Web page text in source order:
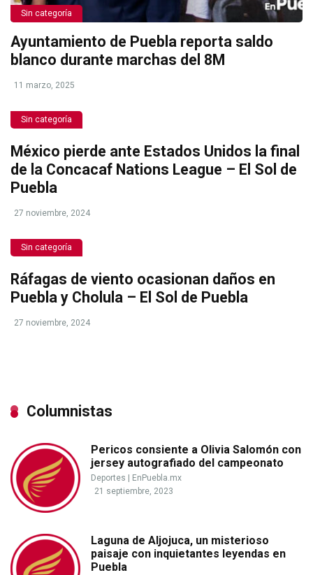
Sin categoría
Ayuntamiento de Puebla reporta saldo
blanco durante marchas del 8M
11 marzo, 2025
Sin categoría
México pierde ante Estados Unidos la final
de la Concacaf Nations League – El Sol de
Puebla
27 noviembre, 2024
Sin categoría
Ráfagas de viento ocasionan daños en
Puebla y Cholula – El Sol de Puebla
27 noviembre, 2024
Columnistas
Pericos consiente a Olivia Salomón con
jersey autografiado del campeonato
Deportes
EnPuebla.mx
21 septiembre, 2023
Laguna de Aljojuca, un misterioso
paisaje con inquietantes leyendas en
Puebla